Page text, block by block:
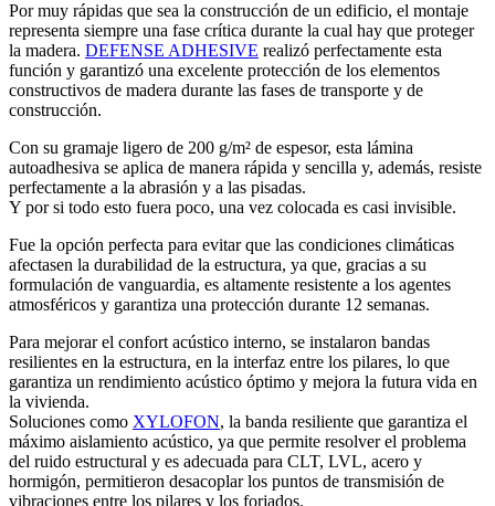
Por muy rápidas que sea la construcción de un edificio, el montaje
representa siempre una fase crítica durante la cual hay que proteger
la madera. DEFENSE ADHESIVE realizó perfectamente esta
función y garantizó una excelente protección de los elementos
constructivos de madera durante las fases de transporte y de
construcción.
Con su gramaje ligero de 200 g/m² de espesor, esta lámina
autoadhesiva se aplica de manera rápida y sencilla y, además, resiste
perfectamente a la abrasión y a las pisadas.
Y por si todo esto fuera poco, una vez colocada es casi invisible.
Fue la opción perfecta para evitar que las condiciones climáticas
afectasen la durabilidad de la estructura, ya que, gracias a su
formulación de vanguardia, es altamente resistente a los agentes
atmosféricos y garantiza una protección durante 12 semanas.
Para mejorar el confort acústico interno, se instalaron bandas
resilientes en la estructura, en la interfaz entre los pilares, lo que
garantiza un rendimiento acústico óptimo y mejora la futura vida en
la vivienda.
Soluciones como XYLOFON, la banda resiliente que garantiza el
máximo aislamiento acústico, ya que permite resolver el problema
del ruido estructural y es adecuada para CLT, LVL, acero y
hormigón, permitieron desacoplar los puntos de transmisión de
vibraciones entre los pilares y los forjados.